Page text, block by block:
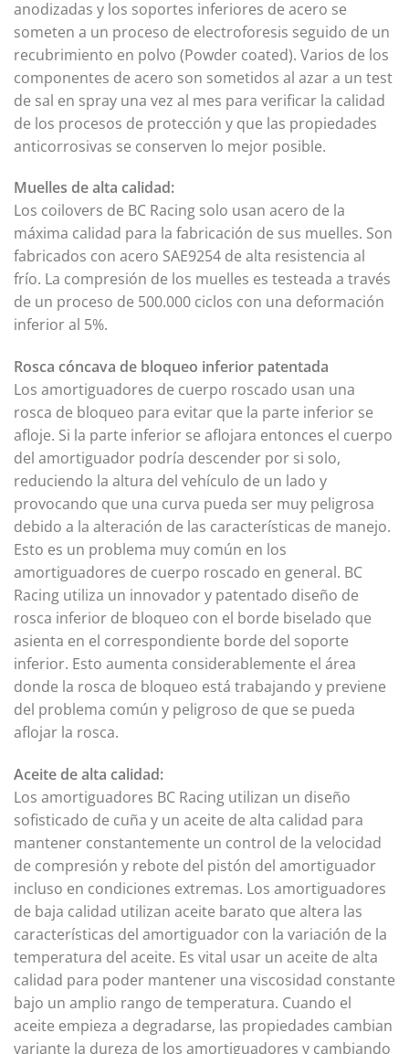
anodizadas y los soportes inferiores de acero se
someten a un proceso de electroforesis seguido de un
recubrimiento en polvo (Powder coated). Varios de los
componentes de acero son sometidos al azar a un test
de sal en spray una vez al mes para verificar la calidad
de los procesos de protección y que las propiedades
anticorrosivas se conserven lo mejor posible.
Muelles de alta calidad:
Los coilovers de BC Racing solo usan acero de la
máxima calidad para la fabricación de sus muelles. Son
fabricados con acero SAE9254 de alta resistencia al
frío. La compresión de los muelles es testeada a través
de un proceso de 500.000 ciclos con una deformación
inferior al 5%.
Rosca cóncava de bloqueo inferior patentada
Los amortiguadores de cuerpo roscado usan una
rosca de bloqueo para evitar que la parte inferior se
afloje. Si la parte inferior se aflojara entonces el cuerpo
del amortiguador podría descender por si solo,
reduciendo la altura del vehículo de un lado y
provocando que una curva pueda ser muy peligrosa
debido a la alteración de las características de manejo.
Esto es un problema muy común en los
amortiguadores de cuerpo roscado en general. BC
Racing utiliza un innovador y patentado diseño de
rosca inferior de bloqueo con el borde biselado que
asienta en el correspondiente borde del soporte
inferior. Esto aumenta considerablemente el área
donde la rosca de bloqueo está trabajando y previene
del problema común y peligroso de que se pueda
aflojar la rosca.
Aceite de alta calidad:
Los amortiguadores BC Racing utilizan un diseño
sofisticado de cuña y un aceite de alta calidad para
mantener constantemente un control de la velocidad
de compresión y rebote del pistón del amortiguador
incluso en condiciones extremas. Los amortiguadores
de baja calidad utilizan aceite barato que altera las
características del amortiguador con la variación de la
temperatura del aceite. Es vital usar un aceite de alta
calidad para poder mantener una viscosidad constante
bajo un amplio rango de temperatura. Cuando el
aceite empieza a degradarse, las propiedades cambian
variante la dureza de los amortiguadores y cambiando